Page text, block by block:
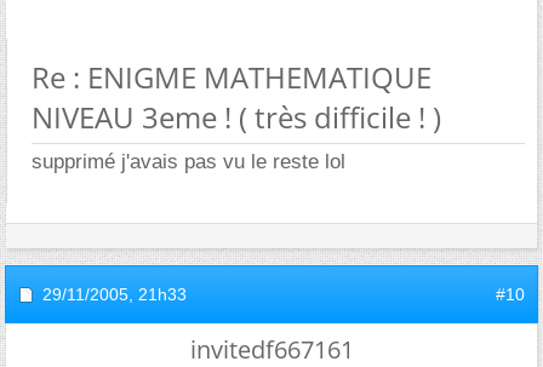
Re : ENIGME MATHEMATIQUE
NIVEAU 3eme ! ( très difficile ! )
supprimé j'avais pas vu le reste lol
29/11/2005, 21h33 #10
invitedf667161